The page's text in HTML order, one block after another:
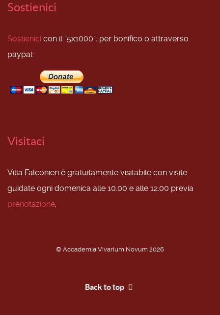
Sostienici
Sostienici con il “5x1000”, per bonifico o attraverso
paypal:
Visitaci
Villa Falconieri è gratuitamente visitabile con visite
guidate ogni domenica alle 10.00 e alle 12.00 previa
prenotazione.
© Accademia Vivarium Novum 2026
Back to top